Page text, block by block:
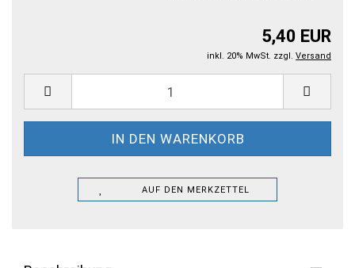
5,40 EUR
inkl. 20% MwSt. zzgl. Versand
AUF DEN MERKZETTEL